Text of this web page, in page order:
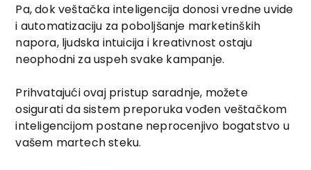
Pa, dok veštačka inteligencija donosi vredne uvide
i automatizaciju za poboljšanje marketinških
napora, ljudska intuicija i kreativnost ostaju
neophodni za uspeh svake kampanje.
Prihvatajući ovaj pristup saradnje, možete
osigurati da sistem preporuka vođen veštačkom
inteligencijom postane neprocenjivo bogatstvo u
vašem martech steku.